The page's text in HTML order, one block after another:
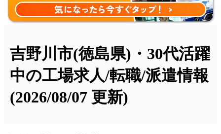
吉野川市(徳島県)・30代活躍
中の工場求人/転職/派遣情報
(2026/08/07 更新)